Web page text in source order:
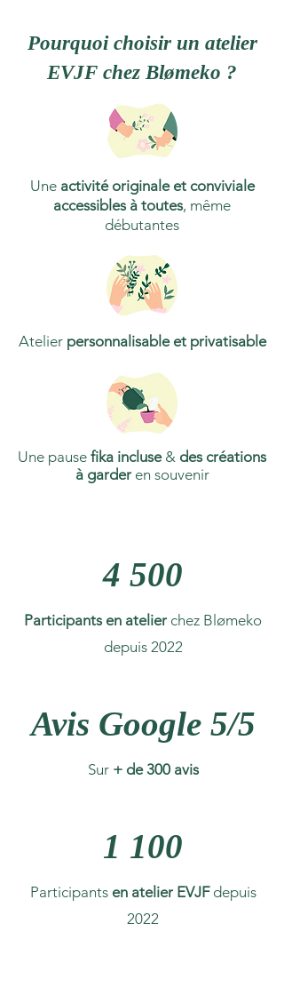
Pourquoi choisir un atelier
EVJF chez Blømeko ?
Une activité originale et conviviale
accessibles à toutes, même
débutantes
Atelier personnalisable et privatisable
Une pause fika incluse& des créations
à garderen souvenir
4 500
Participants en atelier chez Blømeko
depuis 2022
Avis Google 5/5
Sur + de 300 avis
1 100
Participants en atelier EVJFdepuis
2022